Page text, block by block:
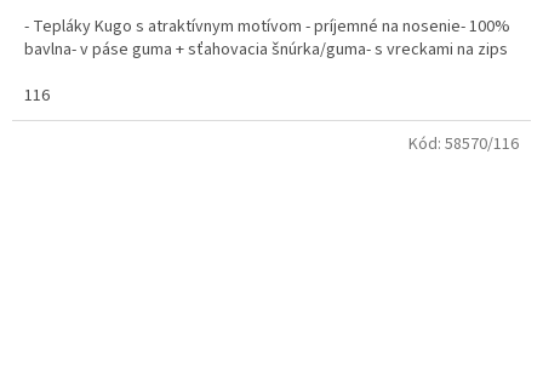
- Tepláky Kugo s atraktívnym motívom - príjemné na nosenie- 100%
bavlna- v páse guma + sťahovacia šnúrka/guma- s vreckami na zips
116
Kód: 58570/116